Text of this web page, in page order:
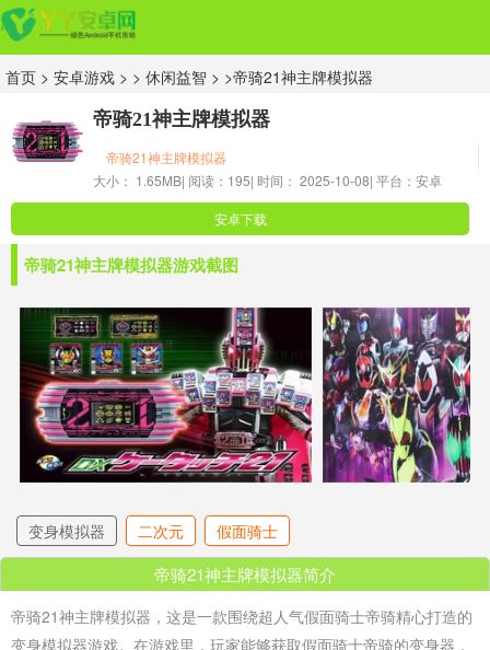
首页 > 安卓游戏 > > 休闲益智 > >帝骑21神主牌模拟器
帝骑21神主牌模拟器
帝骑21神主牌模拟器
大小： 1.65MB| 阅读：195| 时间： 2025-10-08| 平台：安卓
安卓下载
帝骑21神主牌模拟器游戏截图
变身模拟器 二次元 假面骑士
帝骑21神主牌模拟器简介
帝骑21神主牌模拟器，这是一款围绕超人气假面骑士帝骑精心打造的
变身模拟器游戏。在游戏里，玩家能够获取假面骑士帝骑的变身器，